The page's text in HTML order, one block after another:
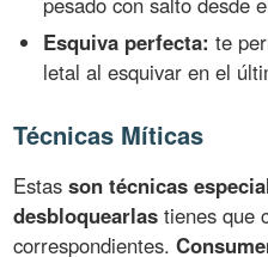
Esquiva perfecta: te
letal al esquivar en el
Técnicas Míticas
Estasson técnicas
desbloquearlas tienes que
correspondientes.